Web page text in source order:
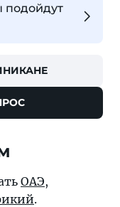
подойдут
ОАЭ,
.